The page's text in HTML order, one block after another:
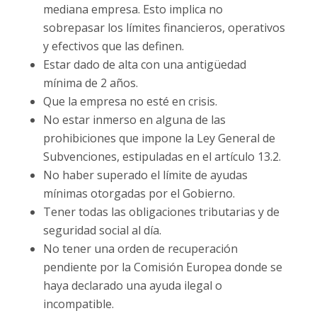
mediana empresa. Esto implica no
sobrepasar los límites financieros, operativos
y efectivos que las definen.
Estar dado de alta con una antigüedad
mínima de 2 años.
Que la empresa no esté en crisis.
No estar inmerso en alguna de las
prohibiciones que impone la Ley General de
Subvenciones, estipuladas en el artículo 13.2.
No haber superado el límite de ayudas
mínimas otorgadas por el Gobierno.
Tener todas las obligaciones tributarias y de
seguridad social al día.
No tener una orden de recuperación
pendiente por la Comisión Europea donde se
haya declarado una ayuda ilegal o
incompatible.